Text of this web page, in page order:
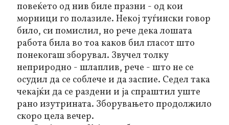
повеќето од нив биле празни - од кои
морници го полазиле. Некој туѓински говор
било, си помислил, но рече дека лошата
работа била во тоа каков бил гласот што
понекогаш зборувал. Звучел толку
неприродно - шлаплив, рече - што не се
осудил да се соблече и да заспие. Седел така
чекајќи да се раздени и ја спраштил уште
рано изутрината. Зборувањето продолжило
скоро цела вечер.